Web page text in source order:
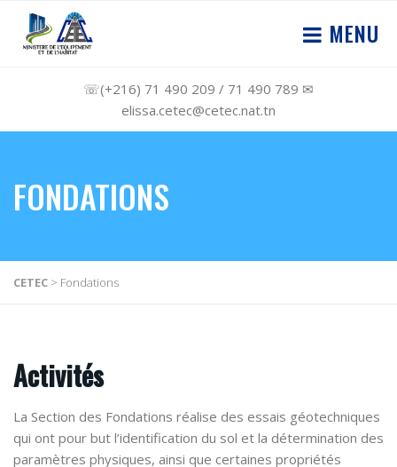
MENU
☏(+216) 71 490 209 / 71 490 789 ✉
elissa.cetec@cetec.nat.tn
FONDATIONS
CETEC > Fondations
Activités
La Section des Fondations réalise des essais géotechniques
qui ont pour but l’identification du sol et la détermination des
paramètres physiques, ainsi que certaines propriétés